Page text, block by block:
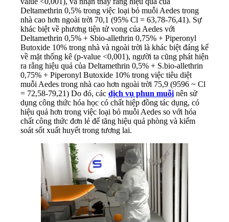
Deltamethrin 0,5% trong việc loại bỏ muỗi Aedes trong
nhà cao hơn ngoài trời 70,1 (95% Cl = 63,78-76,41). Sự
khác biệt về phương tiện tử vong của Aedes với
Deltamethrin 0,5% + Sbio-allethrin 0,75% + Piperonyl
Butoxide 10% trong nhà và ngoài trời là khác biệt đáng kể
về mặt thống kê (p-value <0,001), người ta cũng phát hiện
ra rằng hiệu quả của Deltamethrin 0,5% + S.bio-allethrin
0,75% + Piperonyl Butoxide 10% trong việc tiêu diệt
muỗi Aedes trong nhà cao hơn ngoài trời 75,9 (9596 ~ Cl
= 72,58-79,21) Do đó, các dịch vụ phun muỗinên sử
dụng công thức hóa học có chất hiệp đồng tác dụng, có
hiệu quả hơn trong việc loại bỏ muỗi Aedes so với hóa
chất công thức đơn lẻ để tăng hiệu quả phòng và kiểm
soát sốt xuất huyết trong tương lai.